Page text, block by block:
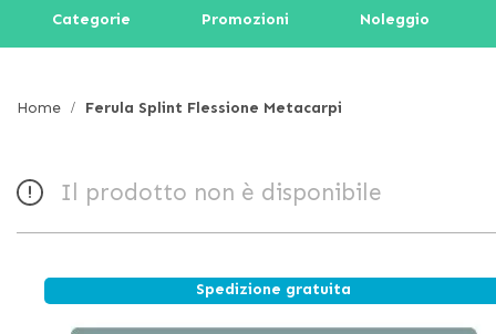
Categorie Promozioni Noleggio
Home Ferula Splint Flessione Metacarpi
Il prodotto non è disponibile
Spedizione gratuita